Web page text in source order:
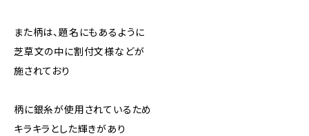
また柄は、題名にもあるように
芝草文の中に割付文様などが
施されており
柄に銀糸が使用されているため
キラキラとした輝きがあり